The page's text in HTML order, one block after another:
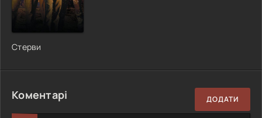
Стерви
Коментарі ДОДАТИ